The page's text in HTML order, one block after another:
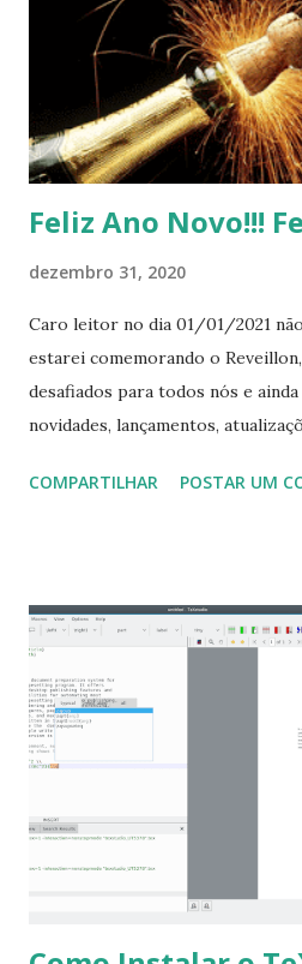
Feliz Ano Novo!!!
dezembro 31, 2020
Caro leitor no dia 01/01/2021
estarei comemorando o
desafiados para todos nós e
novidades, lançamentos,
pelos mais de 700.000 acessos
distros, eventos, entre outros
mundo do software livre. Desejo a
e Prosperidade!!! Lembrando que
seguindo o blog, compartilhando
blog para amigos e at é mesmo
COMPARTILHAR POSTAR UM